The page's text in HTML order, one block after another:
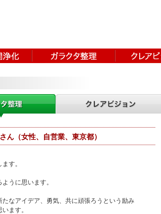
ん（女性、自営業、東京都）
す。
うに思います。
なアイデア、勇気、共に頑張ろうという励み
ます。